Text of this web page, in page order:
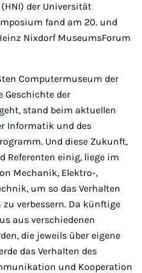
der Universität
fand am 20. und
Nixdorf MuseumsForum
Computermuseum der
Geschichte der
stand beim aktuellen
Informatik und des
Und diese Zukunft,
Referenten einig, liege im
Mechanik, Elektro-,
um so das Verhalten
verbessern. Da künftige
aus verschiedenen
die jeweils über eigene
das Verhalten des
und Kooperation